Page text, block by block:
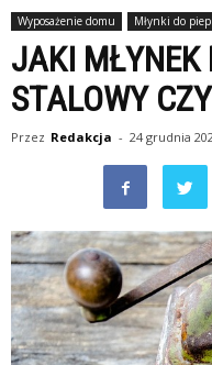
Wyposażenie domu Młynki do
JAKI MŁYNEK
STALOWY
Przez Redakcja - 24 grudnia